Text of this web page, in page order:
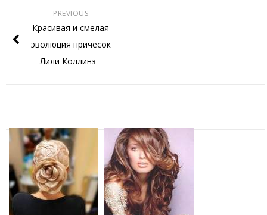
PREVIOUS
Красивая и смелая
эволюция причесок
Лили Коллинз